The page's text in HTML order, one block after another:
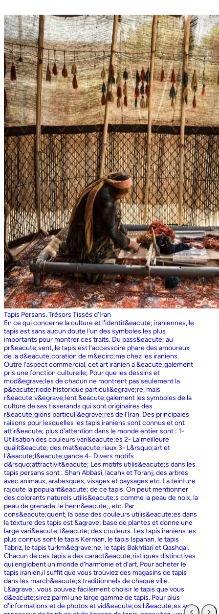
Tapis Persans, Trésors Tissés d'Iran
En ce qui concerne la culture et l'identit&eacute; iraniennes, le
tapis est sans aucun doute l'un des symboles les plus
importants pour montrer ces traits. Du pass&eacute; au
pr&eacute;sent, le tapis est l'accessoire phare des amoureux
de la d&eacute;coration de m&ecirc;me chez les iraniens.
Outre l'aspect commercial, cet art iranien a &eacute;galement
pris une fonction culturelle; Pour que les dessins et
mod&egrave;les de chacun ne montrent pas seulement la
p&eacute;riode historique particuli&egrave;re, mais
r&eacute;v&egrave;lent &eacute;galement les symboles de la
culture de ses tisserands qui sont originaires des
r&eacute;gions particuli&egrave;res de l'Iran. Des principales
raisons pour lesquelles les tapis iraniens sont connus et ont
attir&eacute; plus d'attention dans le monde entier sont : 1-
Utilisation des couleurs vari&eacute;es 2- La meilleure
qualit&eacute; des mat&eacute;riaux 3- L&rsquo;art et
l'&eacute;l&eacute;gance 4- Divers motifs
d&rsquo;attractivit&eacute; Les motifs utilis&eacute;s dans les
tapis persans sont : Shah Abbasi, lacahk et Toranj, des arbres
avec animaux, arabesques, visages et paysages etc. La teinture
rajoute la popularit&eacute; de ce tapis. On peut mentionner
des colorants naturels utilis&eacute;s comme la peau de noix, la
peau de grenade, le henn&eacute;, etc. Par
cons&eacute;quent, la base des couleurs utilis&eacute;es dans
la texture des tapis est &agrave; base de plantes et donne une
large vari&eacute;t&eacute; des couleurs. Les tapis iraniens les
plus connus sont le tapis Kerman, le tapis Ispahan, le tapis
Tabriz, le tapis turkm&egrave;ne, le tapis Bakhtiari et Qashqai.
Chacun de ces tapis a des caract&eacute;ristiques distinctives
qui englobent un monde d'harmonie et d'art. Pour acheter le
tapis iranien,il suffit que vous trouviez des magasins de tapis
dans les march&eacute;s traditionnels de chaque ville.
L&agrave;, vous pouvez facilement choisir le tapis que vous
d&eacute;sirez parmi une large gamme de tapis. Pour plus
d'informations et de photos et vid&eacute;os li&eacute;es au